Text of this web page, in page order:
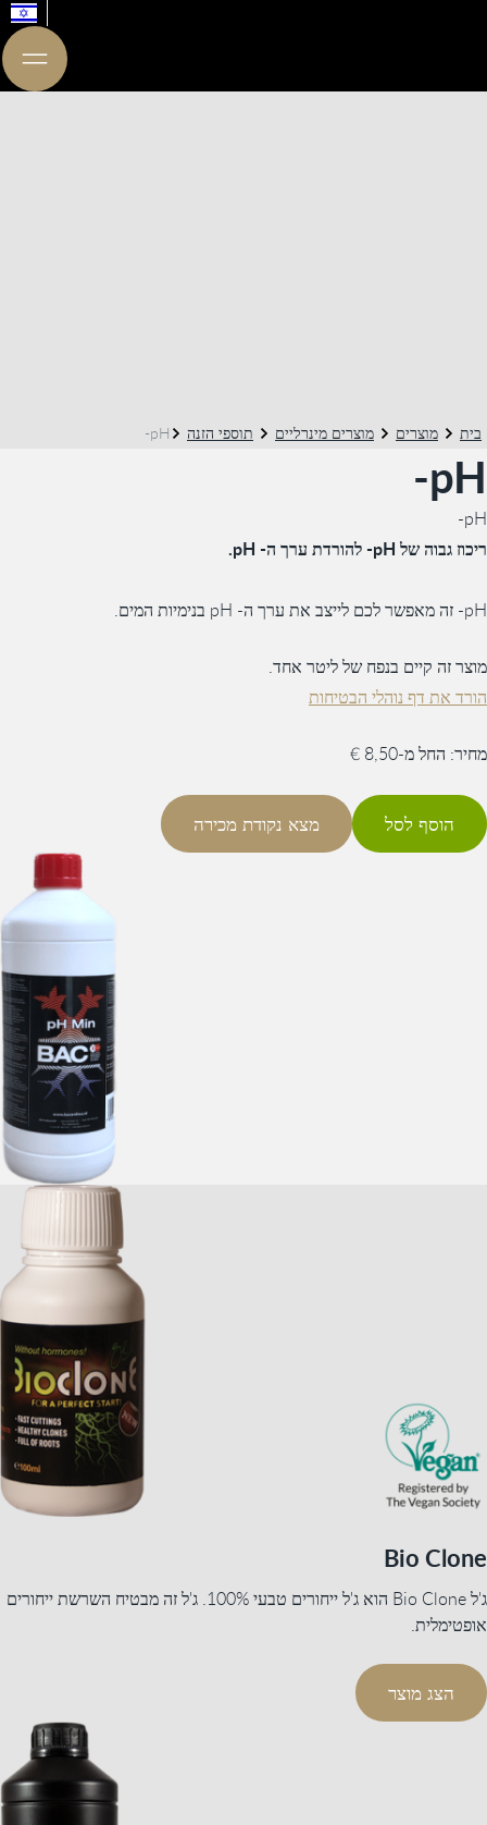
בית מוצרים מוצרים מינרליים תוספי הזנה pH-
pH-
pH-
ריכוז גבוה של pH- להורדת ערך ה- pH.
pH- זה מאפשר לכם לייצב את ערך ה- pH בנימיות המים.
מוצר זה קיים בנפח של ליטר אחד.
הורד את דף נוהלי הבטיחות
מחיר: החל מ-8,50 €
הוסף לסל מצא נקודת מכירה
Bio Clone
ג'ל Bio Clone הוא ג'ל ייחורים טבעי 100%. ג'ל זה מבטיח השרשת ייחורים
אופטימלית.
הצג מוצר